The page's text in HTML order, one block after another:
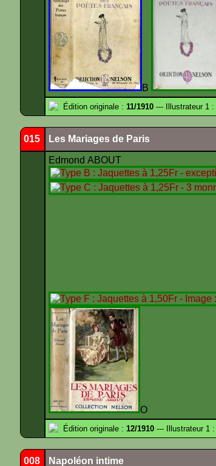
B
Édition originale : 11/1910 --- Illustrateur 1 :
015 Les Mariages de Paris
Edmond ABOUT
O
Édition originale : 12/1910 --- Illustrateur 1 :
008 Napoléon intime